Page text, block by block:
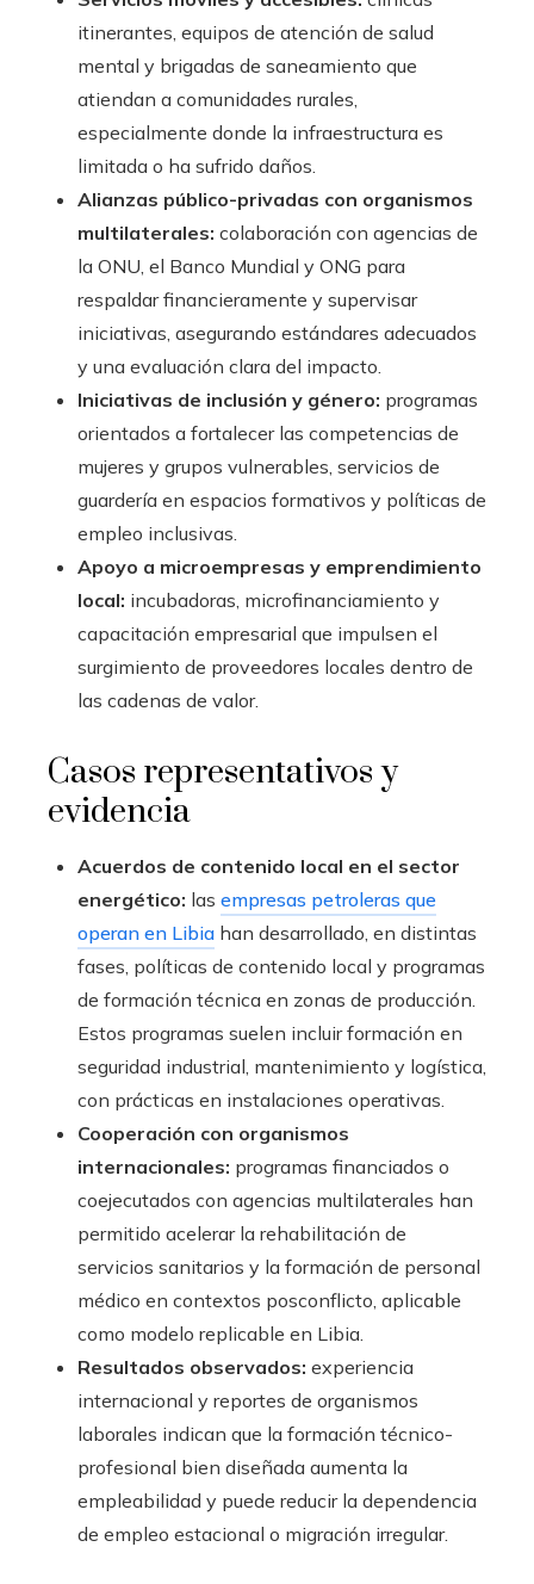
itinerantes, equipos de atención de salud
mental y brigadas de saneamiento que
atiendan a comunidades rurales,
especialmente donde la infraestructura es
limitada o ha sufrido daños.
Alianzas público-privadas con organismos
multilaterales: colaboración con agencias de
la ONU, el Banco Mundial y ONG para
respaldar financieramente y supervisar
iniciativas, asegurando estándares adecuados
y una evaluación clara del impacto.
Iniciativas de inclusión y género: programas
orientados a fortalecer las competencias de
mujeres y grupos vulnerables, servicios de
guardería en espacios formativos y políticas de
empleo inclusivas.
Apoyo a microempresas y emprendimiento
local: incubadoras, microfinanciamiento y
capacitación empresarial que impulsen el
surgimiento de proveedores locales dentro de
las cadenas de valor.
Casos representativos y
evidencia
Acuerdos de contenido local en el sector
energético: las empresas petroleras que
operan en Libia han desarrollado, en distintas
fases, políticas de contenido local y programas
de formación técnica en zonas de producción.
Estos programas suelen incluir formación en
seguridad industrial, mantenimiento y logística,
con prácticas en instalaciones operativas.
Cooperación con organismos
internacionales: programas financiados o
coejecutados con agencias multilaterales han
permitido acelerar la rehabilitación de
servicios sanitarios y la formación de personal
médico en contextos posconflicto, aplicable
como modelo replicable en Libia.
Resultados observados: experiencia
internacional y reportes de organismos
laborales indican que la formación técnico-
profesional bien diseñada aumenta la
empleabilidad y puede reducir la dependencia
de empleo estacional o migración irregular.